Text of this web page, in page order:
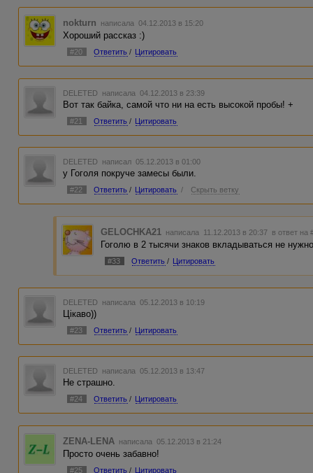
nokturn написала 04.12.2013 в 15:20
Хороший рассказ :)
#20 Ответить / Цитировать
DELETED написала 04.12.2013 в 23:39
Вот так байка, самой что ни на есть высокой пробы! +
#21 Ответить / Цитировать
DELETED написал 05.12.2013 в 01:00
у Гоголя покруче замесы были.
#22 Ответить / Цитировать / Скрыть ветку
GELOCHKA21 написала 11.12.2013 в 20:37 в ответ на
Гоголю в 2 тысячи знаков вкладываться не
#33 Ответить / Цитировать
DELETED написала 05.12.2013 в 10:19
Цікаво))
#23 Ответить / Цитировать
DELETED написала 05.12.2013 в 13:47
Не страшно.
#24 Ответить / Цитировать
ZENA-LENA написала 05.12.2013 в 21:24
Просто очень забавно!
#25 Ответить / Цитировать